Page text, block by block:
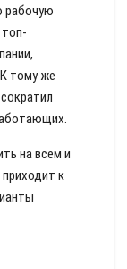
рабочую
тому же
на всем и
к